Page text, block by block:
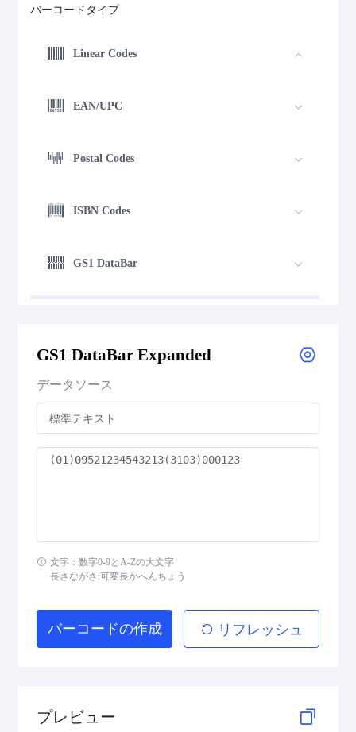
バーコードタイプ
Linear Codes
EAN/UPC
Postal Codes
ISBN Codes
GS1 DataBar
GS1 DataBar Expanded Composite
GS1 DataBar Expanded Stacked
GS1 DataBar Expanded Stacked Composite
GS1 DataBar Stacked
GS1 DataBar Stacked Omnidirectional
GS1 DataBar Expanded
データソース
文字：数字0-9とA-Zの大文字
長さながさ:可変長かへんちょう
バーコードの作成 リフレッシュ
プレビュー